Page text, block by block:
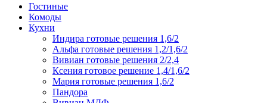
Гостиные
Комоды
Кухни
Индира готовые решения 1,6/2
Альфа готовые решения 1,2/1,6/2
Вивиан готовые решения 2/2,4
Ксения готовое решение 1,4/1,6/2
Мария готовые решения 1,6/2
Пандора